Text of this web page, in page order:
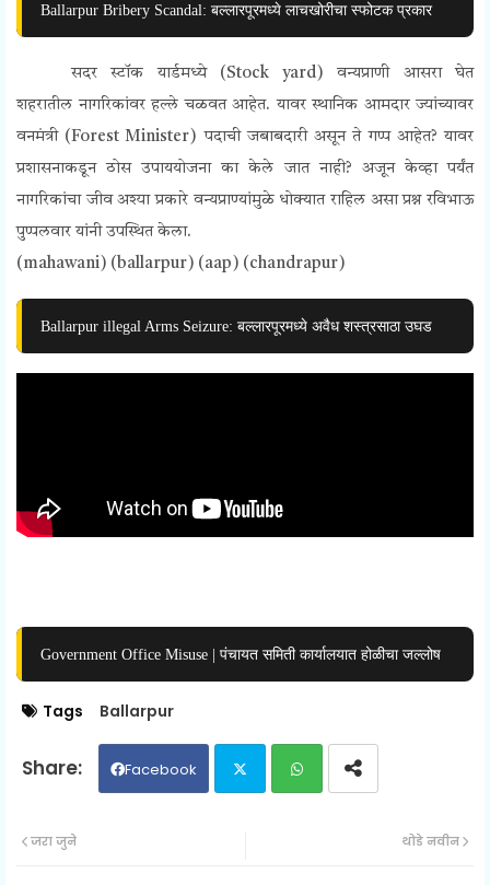
Ballarpur Bribery Scandal: बल्लारपूरमध्ये लाचखोरीचा स्फोटक प्रकार
सदरस्टाॅक यार्डमध्ये ( Stock yard)वन्यप्राणी आसरा घेत
शहरातीलनागरिकांवर हल्ले चळवत आहेत.यावर स्थानिक आमदार ज्यांच्यावर
वनमंत्री (Forest Minister) पदाची जबाबदारी असून ते गप्प आहेत? यावर
प्रशासनाकडून ठोस उपाययोजना का केले जात नाही? अजून केव्हा पर्यंत
नागरिकांचा जीव अश्या प्रकारे वन्यप्राण्यांमुळे धोक्यात राहिल असा प्रश्न रविभाऊ
पुप्पलवार यांनी उपस्थित केला.
(mahawani) (ballarpur) (aap) (chandrapur)
Ballarpur illegal Arms Seizure: बल्लारपूरमध्ये अवैध शस्त्रसाठा उघड
Government Office Misuse | पंचायत समिती कार्यालयात होळीचा जल्लोष
Tags Ballarpur
Facebook
थोडे नवीन
जरा जुने